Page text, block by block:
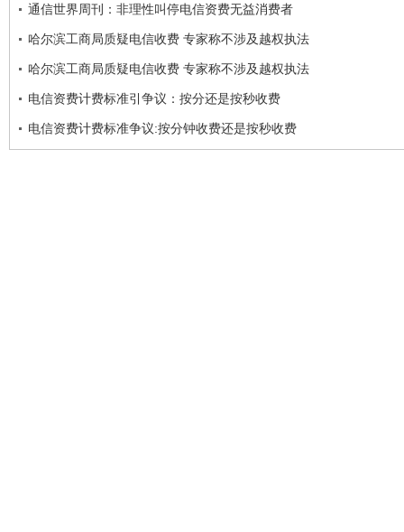
通信世界周刊：非理性叫停电信资费无益消费者
哈尔滨工商局质疑电信收费 专家称不涉及越权执法
哈尔滨工商局质疑电信收费 专家称不涉及越权执法
电信资费计费标准引争议：按分还是按秒收费
电信资费计费标准争议:按分钟收费还是按秒收费